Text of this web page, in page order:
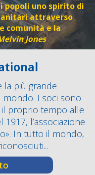
popoli uno spirito di
attraverso
comunità e la
Jones
la più grande
mondo. I soci sono
proprio tempo alle
l’associazione
In tutto il mondo,